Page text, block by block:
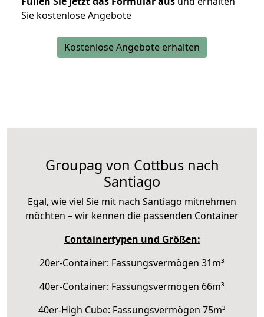
Sie kostenlose Angebote
Kostenlose Angebote erhalten
Groupag von Cottbus nach
Santiago
Egal, wie viel Sie mit nach Santiago mitnehmen
möchten – wir kennen die passenden Container
Containertypen und Größen:
20er-Container: Fassungsvermögen 31m³
40er-Container: Fassungsvermögen 66m³
40er-High Cube: Fassungsvermögen 75m³